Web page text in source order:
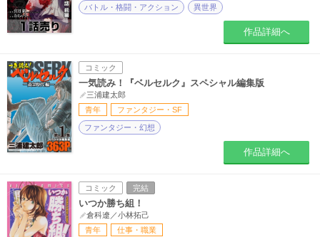
バトル・格闘・アクション 異世界
作品詳細へ
コミック
一気読み！『ベルセルク』スペシャル編集版
三浦建太郎
青年
ファンタジー・SF
ファンタジー・幻想
作品詳細へ
コミック 完結
いつか勝ち組！
倉科遼／小林拓己
青年
仕事・職業